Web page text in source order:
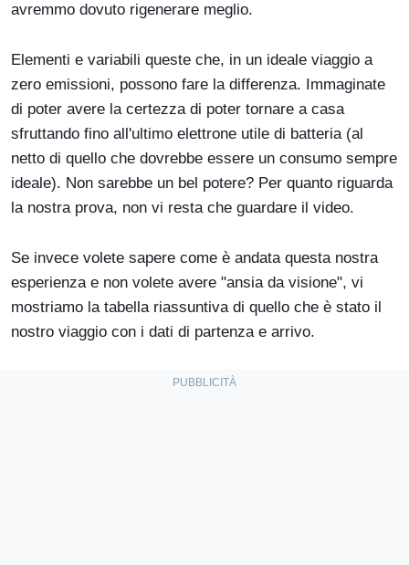
avremmo dovuto rigenerare meglio.
Elementi e variabili queste che, in un ideale viaggio a
zero emissioni, possono fare la differenza. Immaginate
di poter avere la certezza di poter tornare a casa
sfruttando fino all'ultimo elettrone utile di batteria (al
netto di quello che dovrebbe essere un consumo sempre
ideale). Non sarebbe un bel potere? Per quanto riguarda
la nostra prova, non vi resta che guardare il video.
Se invece volete sapere come è andata questa nostra
esperienza e non volete avere "ansia da visione", vi
mostriamo la tabella riassuntiva di quello che è stato il
nostro viaggio con i dati di partenza e arrivo.